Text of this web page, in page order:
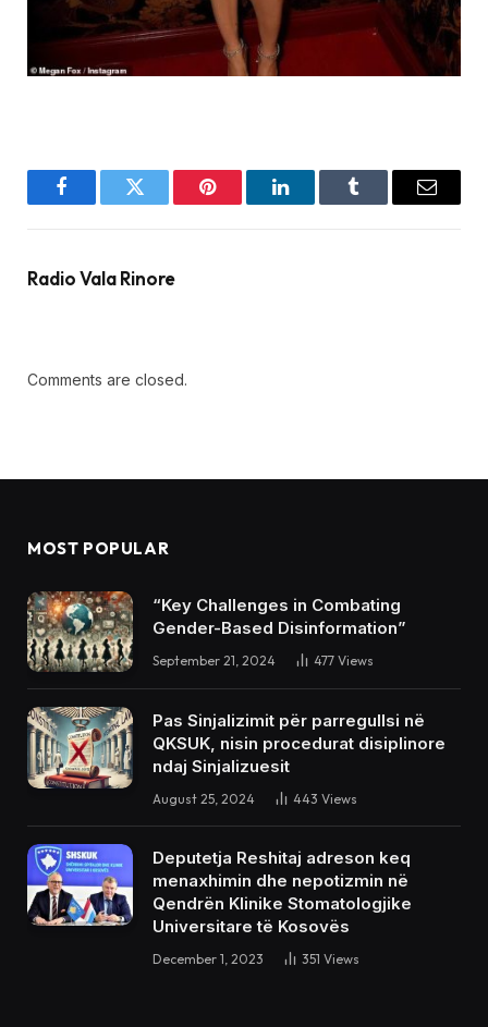
FacebookTwitter Pinterest LinkedInTumblr Email
Radio Vala Rinore
Comments are closed.
MOST POPULAR
“Key Challenges in Combating
Gender-Based Disinformation”
September 21, 2024 477 Views
Pas Sinjalizimit për parregullsi në
QKSUK, nisin procedurat disiplinore
ndaj Sinjalizuesit
August 25, 2024 443 Views
Deputetja Reshitaj adreson keq
menaxhimin dhe nepotizmin në
Qendrën Klinike Stomatologjike
Universitare të Kosovës
December 1, 2023 351 Views